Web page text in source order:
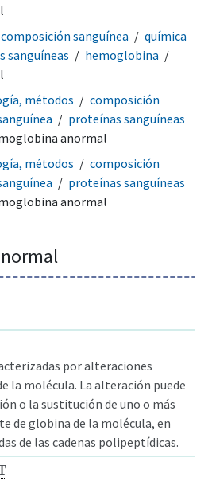
composición sanguínea
química
sanguíneas
hemoglobina
métodos
composición
proteínas sanguíneas
anormal
métodos
composición
proteínas sanguíneas
anormal
por alteraciones
la molécula. La alteración puede
o la sustitución de uno o más
de globina de la molécula, en
de las cadenas polipeptídicas.